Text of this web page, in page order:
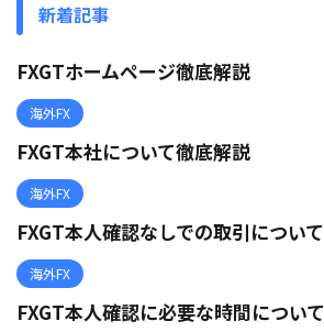
新着記事
FXGTホームページ徹底解説
海外FX
FXGT本社について徹底解説
海外FX
FXGT本人確認なしでの取引について
海外FX
FXGT本人確認に必要な時間について